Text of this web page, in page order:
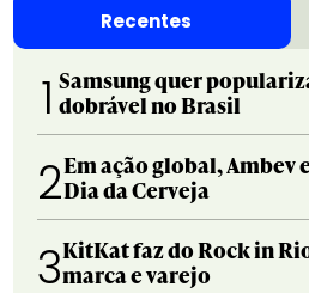
Recentes
1 Samsung quer
dobrável no Brasil
2Em ação global, Ambev
Dia da Cerveja
3KitKat faz do Rock in
marca e varejo